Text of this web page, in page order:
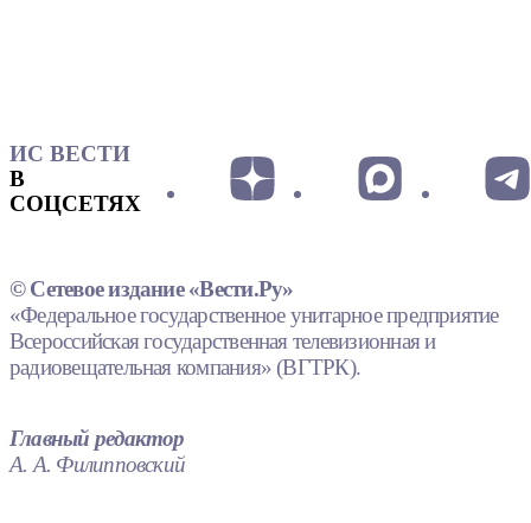
ИС ВЕСТИ
В
СОЦСЕТЯХ
© Сетевое издание «Вести.Ру»
«Федеральное государственное унитарное предприятие
Всероссийская государственная телевизионная и
радиовещательная компания» (ВГТРК).
Главный редактор
А. А. Филипповский